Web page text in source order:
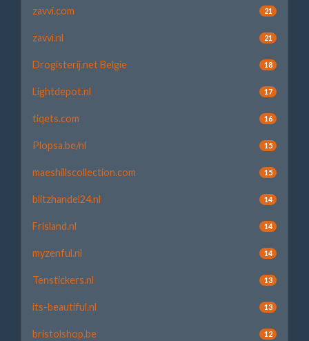
zavvi.com 21
zavvi.nl 21
Drogisterij.net Belgie 18
Lightdepot.nl 17
tiqets.com 16
Plopsa.be/nl 15
maeshillscollection.com 15
blitzhandel24.nl 14
Frisland.nl 14
myzenful.nl 14
Tenstickers.nl 13
its-beautiful.nl 13
bristolshop.be 12